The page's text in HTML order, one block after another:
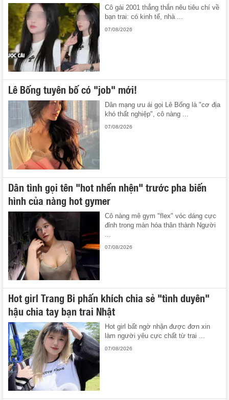
Cô gái 2001 thẳng thắn nêu tiêu chí về
bạn trai: có kinh tế, nhà ...
07/08/2026
Lê Bống tuyên bố có "job" mới!
Dân mạng ưu ái gọi Lê Bống là "cơ địa
khó thất nghiệp", cô nàng ...
07/08/2026
Dân tình gọi tên "hot nhền nhện" trước pha biến
hình của nàng hot gymer
Cô nàng mê gym "flex" vóc dáng cực
đỉnh trong màn hóa thân thành Người
07/08/2026
Hot girl Trang Bi phấn khích chia sẻ "tình duyên"
hậu chia tay bạn trai Nhật
Hot girl bất ngờ nhận được đơn xin
làm người yêu cực chất từ trai ...
07/08/2026